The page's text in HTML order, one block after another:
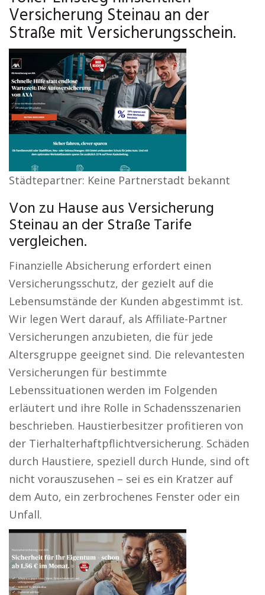
Versicherung Steinau an der
Straße mit Versicherungsschein.
Städtepartner: Keine Partnerstadt bekannt
Von zu Hause aus Versicherung
Steinau an der Straße Tarife
vergleichen.
Finanzielle Absicherung erfordert einen
Versicherungsschutz, der gezielt auf die
Lebensumstände der Kunden abgestimmt ist.
Wir legen Wert darauf, als Affiliate-Partner
Versicherungen anzubieten, die für jede
Altersgruppe geeignet sind. Die relevantesten
Versicherungen für bestimmte
Lebenssituationen werden im Folgenden
erläutert und ihre Rolle in Schadensszenarien
beschrieben. Haustierbesitzer profitieren von
der Tierhalterhaftpflichtversicherung. Schäden
durch Haustiere, speziell durch Hunde, sind oft
nicht vorauszusehen – sei es ein Kratzer auf
dem Auto, ein zerbrochenes Fenster oder ein
Unfall.